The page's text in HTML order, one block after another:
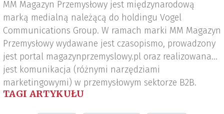
MM Magazyn Przemysłowy jest międzynarodową
marką medialną należącą do holdingu Vogel
Communications Group. W ramach marki MM Magazyn
Przemysłowy wydawane jest czasopismo, prowadzony
jest portal magazynprzemyslowy.pl oraz realizowana
jest komunikacja (różnymi narzędziami
marketingowymi) w przemysłowym sektorze B2B.
TAGI ARTYKUŁU